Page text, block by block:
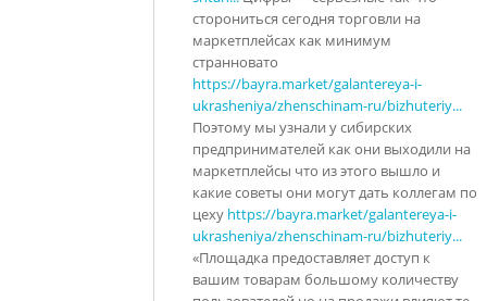
сторониться сегодня торговли на
маркетплейсах как минимум
странновато
https://bayra.market/galantereya-i-
ukrasheniya/zhenschinam-ru/bizhuteriy...
Поэтому мы узнали у сибирских
предпринимателей как они выходили на
маркетплейсы что из этого вышло и
какие советы они могут дать коллегам по
цеху https://bayra.market/galantereya-i-
ukrasheniya/zhenschinam-ru/bizhuteriy...
«Площадка предоставляет доступ к
вашим товарам большому количеству